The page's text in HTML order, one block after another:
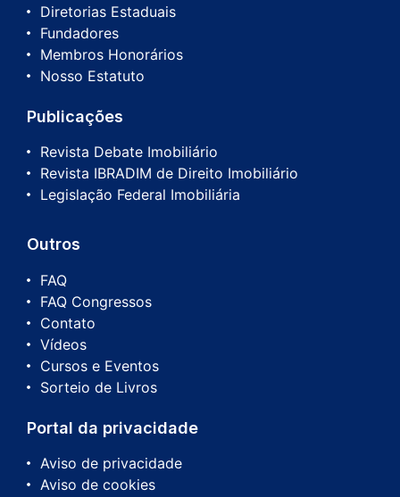
Diretorias Estaduais
Fundadores
Membros Honorários
Nosso Estatuto
Publicações
Revista Debate Imobiliário
Revista IBRADIM de Direito Imobiliário
Legislação Federal Imobiliária
Outros
FAQ
FAQ Congressos
Contato
Vídeos
Cursos e Eventos
Sorteio de Livros
Portal da privacidade
Aviso de privacidade
Aviso de cookies